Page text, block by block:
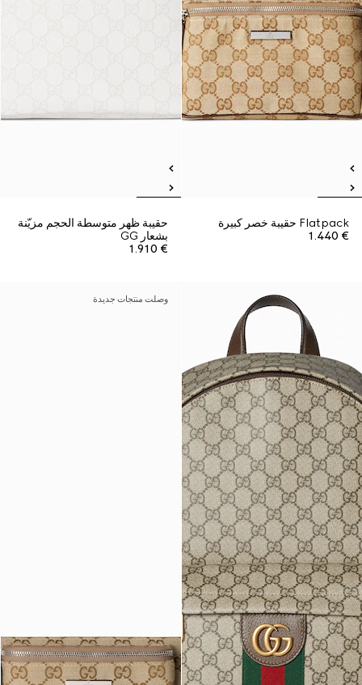
Flatpack حقيبة خصر كبيرة
€ 1.440
حقيبة ظهر متوسطة الحجم مزيّنة
بشعار GG
€ 1.910
وصلت منتجات جديدة